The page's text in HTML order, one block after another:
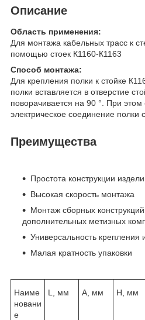
Описание
Область применения:
Для монтажа кабельных трасс к
помощью стоек К1160-К1163
Способ монтажа:
Для крепления полки к стойке
полки вставляется в отверстие
поворачивается на 90 °. При этом
электрическое соединение полки
Преимущества
Простота конструкции
Высокая скорость монтажа
Монтаж сборных
дополнительных метизных
Универсальность крепления
Малая кратность упаковки
Наиме
новани
е
L, мм А, мм Н, мм